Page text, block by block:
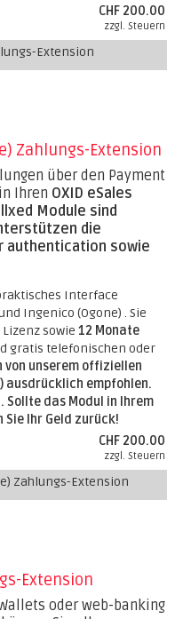
CHF 200.00
zzgl. Steuern
Extension
Zahlungs-Extension
über den Payment
Ihren OXID eSales
Module sind
die
authentication sowie
Interface
Ingenico (Ogone) . Sie
sowie 12 Monate
gratis telefonischen oder
von unserem offiziellen
ausdrücklich empfohlen.
das Modul in Ihrem
Ihr Geld zurück!
CHF 200.00
zzgl. Steuern
Zahlungs-Extension
Extension
oder web-banking